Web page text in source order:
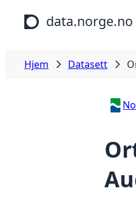
Hopp til hovedinnhold
data.norge.no
Hjem Datasett